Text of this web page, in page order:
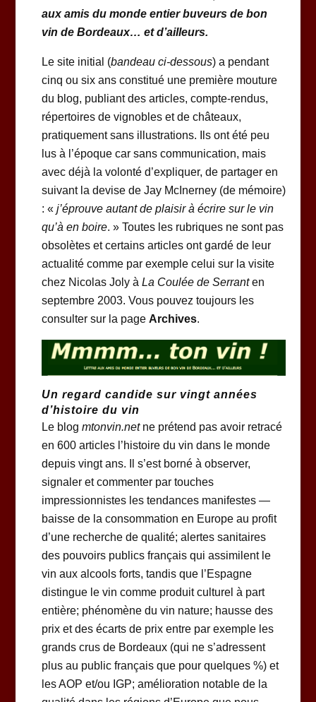
aux amis du monde entier buveurs de bon
vin de Bordeaux… et d’ailleurs.
Le site initial (bandeau ci-dessous) a pendant
cinq ou six ans constitué une première mouture
du blog, publiant des articles, compte-rendus,
répertoires de vignobles et de châteaux,
pratiquement sans illustrations. Ils ont été peu
lus à l’époque car sans communication, mais
avec déjà la volonté d’expliquer, de partager en
suivant la devise de Jay McInerney (de mémoire)
: « j’éprouve autant de plaisir à écrire sur le vin
qu’à en boire. » Toutes les rubriques ne sont pas
obsolètes et certains articles ont gardé de leur
actualité comme par exemple celui sur la visite
chez Nicolas Joly à La Coulée de Serranten
septembre 2003. Vous pouvez toujours les
consulter sur la page Archives.
Un regard candide sur vingt années
d’histoire du vin
Le blog mtonvin.netne prétend pas avoir retracé
en 600 articles l’histoire du vin dans le monde
depuis vingt ans. Il s’est borné à observer,
signaler et commenter par touches
impressionnistes les tendances manifestes —
baisse de la consommation en Europe au profit
d’une recherche de qualité; alertes sanitaires
des pouvoirs publics français qui assimilent le
vin aux alcools forts, tandis que l’Espagne
distingue le vin comme produit culturel à part
entière; phénomène du vin nature; hausse des
prix et des écarts de prix entre par exemple les
grands crus de Bordeaux (qui ne s’adressent
plus au public français que pour quelques %) et
les AOP et/ou IGP; amélioration notable de la